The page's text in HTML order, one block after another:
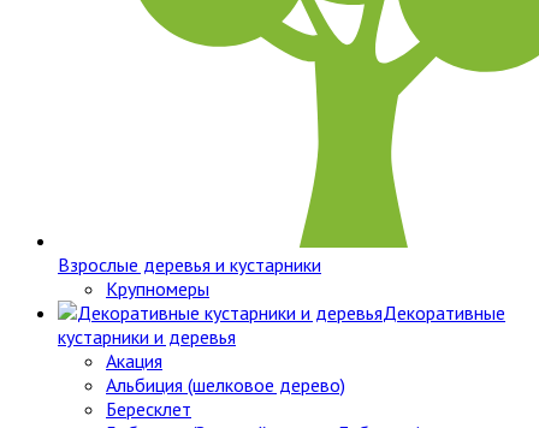
Взрослые деревья и кустарники
Крупномеры
Декоративные
кустарники и деревья
Акация
Альбиция (шелковое дерево)
Бересклет